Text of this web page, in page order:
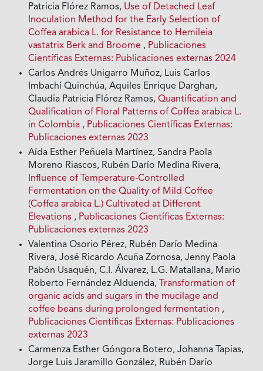
Patricia Flórez Ramos, Use of Detached Leaf
Inoculation Method for the Early Selection of
Coffea arabica L. for Resistance to Hemileia
vastatrix Berk and Broome , Publicaciones
Científicas Externas: Publicaciones externas 2024
Carlos Andrés Unigarro Muñoz, Luis Carlos
Imbachí Quinchúa, Aquiles Enrique Darghan,
Claudia Patricia Flórez Ramos,Quantification and
Qualification of Floral Patterns of Coffea arabica L.
in Colombia , Publicaciones Científicas Externas:
Publicaciones externas 2023
Aída Esther Peñuela Martínez, Sandra Paola
Moreno Riascos, Rubén Darío Medina Rivera,
Influence of Temperature-Controlled
Fermentation on the Quality of Mild Coffee
(Coffea arabica L.) Cultivated at Different
Elevations , Publicaciones Científicas Externas:
Publicaciones externas 2023
Valentina Osorio Pérez, Rubén Darío Medina
Rivera, José Ricardo Acuña Zornosa, Jenny Paola
Pabón Usaquén, C.I. Álvarez, L.G. Matallana, Mario
Roberto Fernández Alduenda, Transformation of
organic acids and sugars in the mucilage and
coffee beans during prolonged fermentation ,
Publicaciones Científicas Externas: Publicaciones
externas 2023
Carmenza Esther Góngora Botero, Johanna Tapias,
Jorge Luis Jaramillo González, Rubén Darío